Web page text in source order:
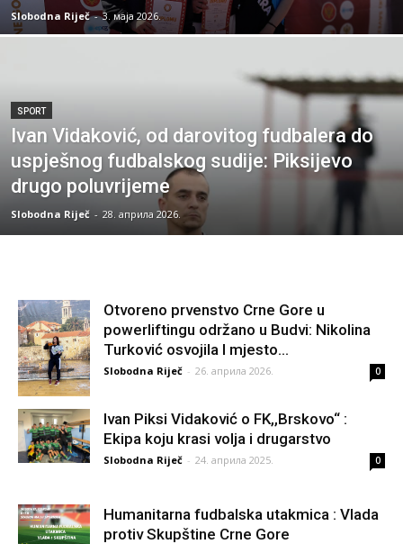
Slobodna Riječ - 3. маја 2026.
SPORT
Ivan Vidaković, od darovitog fudbalera do
uspješnog fudbalskog sudije: Piksijevo
drugo poluvrijeme
Slobodna Riječ - 28. априла 2026.
Otvoreno prvenstvo Crne Gore u
powerliftingu održano u Budvi: Nikolina
Turković osvojila I mjesto...
Slobodna Riječ - 26. априла 2026. 0
Ivan Piksi Vidaković o FK,,Brskovo“ :
Ekipa koju krasi volja i drugarstvo
Slobodna Riječ - 24. априла 2025. 0
Humanitarna fudbalska utakmica : Vlada
protiv Skupštine Crne Gore